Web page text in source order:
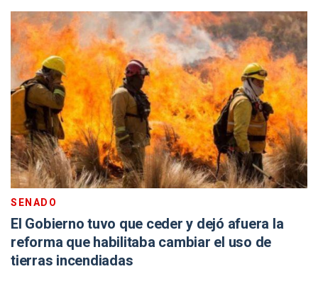
SENADO
El Gobierno tuvo que ceder y dejó afuera la
reforma que habilitaba cambiar el uso de
tierras incendiadas